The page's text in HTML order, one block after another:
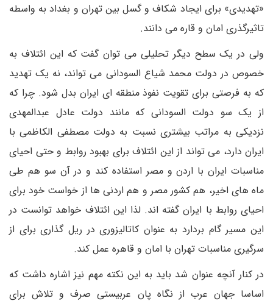
«تهدیدی» برای ایجاد شکاف و گسل بین تهران و بغداد به واسطه
تاثیرگذری امان و قاره می دانند.
ولی در یک سطح دیگر تحلیلی می توان گفت که این ائتلاف به
خصوص در دولت محمد شیاع السودانی می تواند، نه یک تهدید
که به فرصتی برای تقویت نفوذ منطقه ای ایران بدل شود. چرا که
از یک سو دولت السودانی که مانند دولت عادل عبدالمهدی
نزدیکی به مراتب بیشتری نسبت به دولت مصطفی الکاظمی با
ایران دارد، می تواند از این ائتلاف برای بهبود روابط و حتی احیای
مناسبات ایران با اردن و مصر استفاده کند و در آن سو هم طی
ماه های اخیر، هم کشور مصر و هم اردنی ها از خواست خود برای
احیای روابط با ایران گفته اند. لذا این ائتلاف خواهد توانست در
این مسیر گام بردارد به عنوان کاتالیزوری در ریل گذاری برای از
سرگیری مناسبات تهران با امان و قاهره عمل کند.
در کنار آنچه عنوان شد باید به این نکته مهم نیز اشاره داشت که
اساسا جهان عرب از نگاه پان عربیستی صرف و تلاش برای